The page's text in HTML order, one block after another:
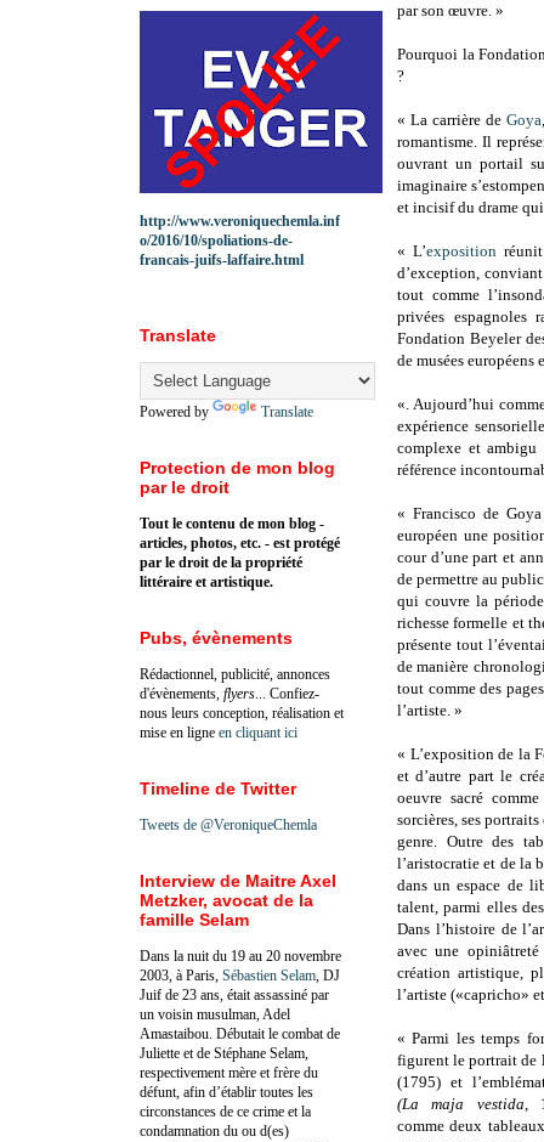
par son œuvre. »
Pourquoi la
?
« La carrière deGoya
romantisme. Il
ouvrant un portail
imaginaire
et incisif du drame qui
« L’exposition
d’exception,
tout comme
privées espagnoles
Fondation Beyeler
de musées
«. Aujourd’hui
expérience
complexe et ambigu
référence
« Francisco de
européen une
cour d’une part et
de permettre au
qui couvre la
richesse formelle et
présente tout
de manière
tout comme des
l’artiste. »
« L’exposition de la
et d’autre part le
oeuvre sacré
sorcières, ses portraits
genre. Outre des
l’aristocratie et de la
dans un espace de
talent, parmi elles
Dans l’histoire de
avec une
création artistique,
l’artiste («capricho»
« Parmi les temps
figurent le portrait de
(1795) et
(La maja vestida,
comme deux
http://www.veroniquechemla.inf
o/2016/10/spoliations-de-
francais-juifs-laffaire.html
Translate
Powered by Translate
Protection de mon blog
par le droit
Tout le contenu de mon blog -
articles, photos, etc. - est protégé
par le droit de la propriété
littéraire et artistique.
Pubs, évènements
Rédactionnel, publicité, annonces
d'évènements, flyers ... Confiez-
nous leurs conception, réalisation et
mise en ligne en cliquant ici
Timeline de Twitter
Tweets de @VeroniqueChemla
Interview de Maitre Axel
Metzker, avocat de la
famille Selam
Dans la nuit du 19 au 20 novembre
2003, à Paris, Sébastien Selam , DJ
Juif de 23 ans, était assassiné par
un voisin musulman, Adel
Amastaibou. Débutait le combat de
Juliette et de Stéphane Selam,
respectivement mère et frère du
défunt, afin d’établir toutes les
circonstances de ce crime et la
condamnation du ou d(es)